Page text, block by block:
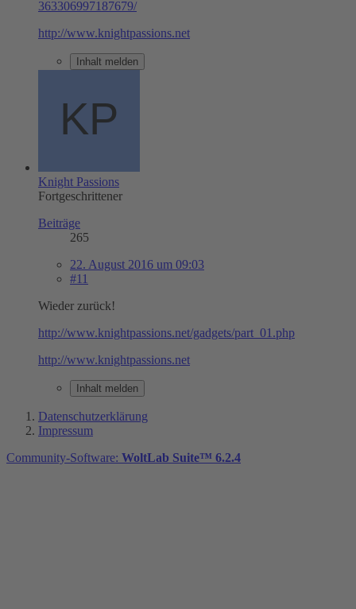
363306997187679/
http://www.knightpassions.net
Inhalt melden
Knight Passions
Fortgeschrittener
Beiträge
265
22. August 2016 um 09:03
#11
Wieder zurück!
http://www.knightpassions.net/gadgets/part_01.php
http://www.knightpassions.net
Inhalt melden
Datenschutzerklärung
Impressum
Community-Software: WoltLab Suite™ 6.2.4